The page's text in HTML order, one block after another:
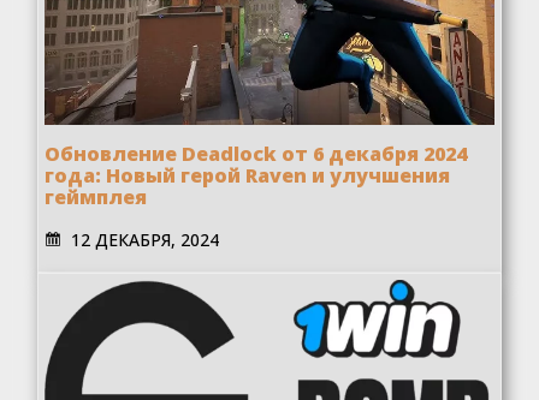
Обновление Deadlock от 6 декабря 2024
года: Новый герой Raven и улучшения
геймплея
12 ДЕКАБРЯ, 2024